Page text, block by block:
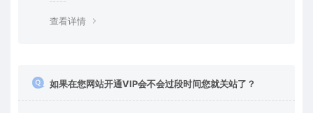
查看详情
如果在您网站开通VIP会不会过段时间您就关站了？